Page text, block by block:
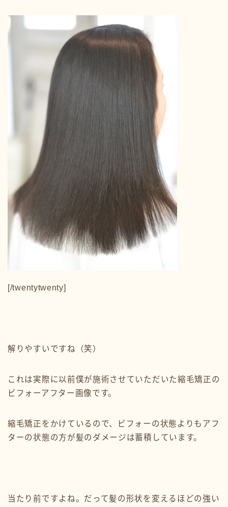
[/twentytwenty]
解りやすいですね（笑）
これは実際に以前僕が施術させていただいた縮毛矯正の
ビフォーアフター画像です。
縮毛矯正をかけているので、ビフォーの状態よりもアフ
ターの状態の方が髪のダメージは蓄積しています。
当たり前ですよね。だって髪の形状を変えるほどの強い